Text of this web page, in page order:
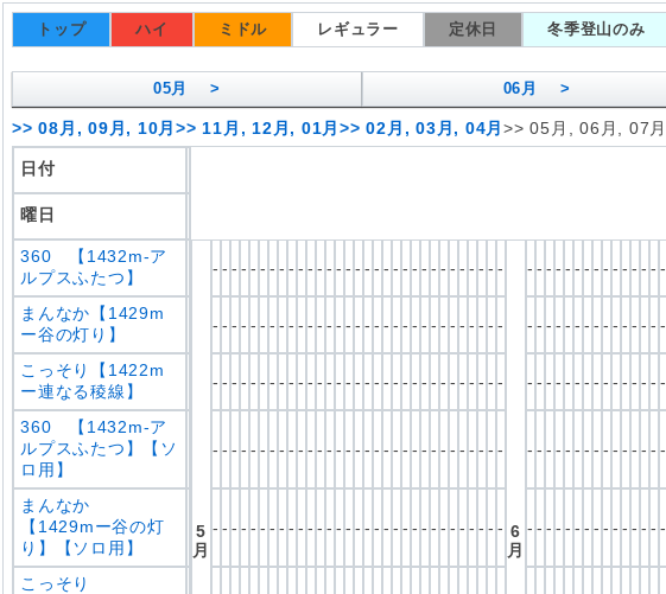
トップ ハイ ミドル レギュラー 定休日 冬季登山のみ
05月 > 06月 >
>>08月, 09月, 10月 >> 11月, 12月, 01月 >>02月, 03月, 04月 >>05月, 06月, 07月
日付
曜日
360 【1432m-ア
ルプスふたつ】
5
月
- - - - - - - - - - - - - - - - - - - - - - - - - - - - - - -
6
月
- - - - - - - - - - - - - - -
まんなか【1429m
ー谷の灯り】
- - - - - - - - - - - - - - - - - - - - - - - - - - - - - - - - - - - - - - - - - - - - - -
こっそり【1422m
ー連なる稜線】
- - - - - - - - - - - - - - - - - - - - - - - - - - - - - - - - - - - - - - - - - - - - - -
360 【1432m-ア
ルプスふたつ】【ソ
ロ用】
- - - - - - - - - - - - - - - - - - - - - - - - - - - - - - - - - - - - - - - - - - - - - -
まんなか
【1429mー谷の灯
り】【ソロ用】
- - - - - - - - - - - - - - - - - - - - - - - - - - - - - - - - - - - - - - - - - - - - - -
こっそり